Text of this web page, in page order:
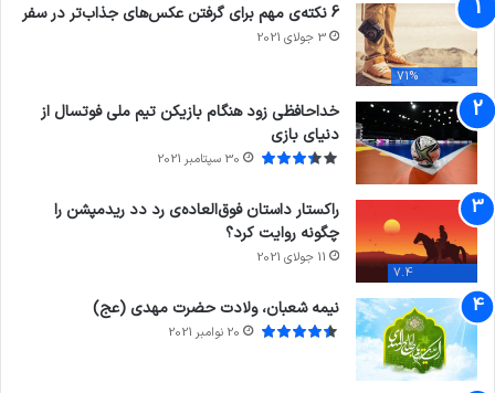
71%
6 نکته‌ی مهم برای گرفتن عکس‌های جذاب‌تر در سفر
3 جولای 2021
خداحافظی زود هنگام بازیکن تیم ملی فوتسال از
دنیای بازی
30 سپتامبر 2021
7.4
راکستار داستان فوق‌العاده‌ی رد دد ریدمپشن را
چگونه روایت کرد؟
11 جولای 2021
نیمه شعبان، ولادت حضرت مهدی (عج)
20 نوامبر 2021